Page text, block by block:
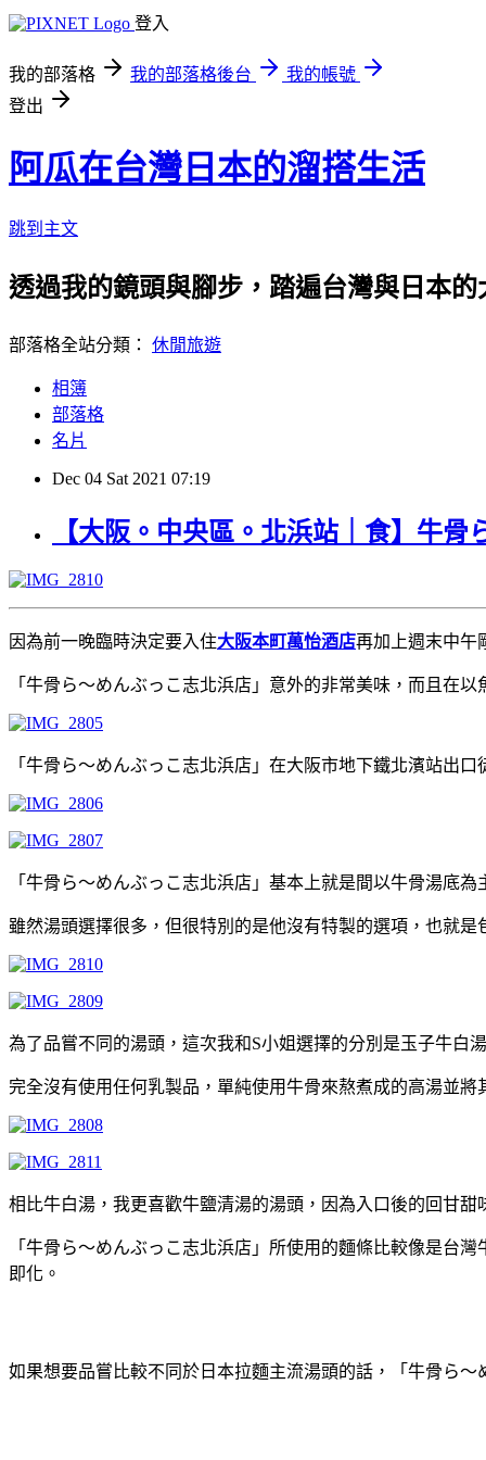
登入
我的部落格 我的部落格後台
我的帳號
登出
阿瓜在台灣日本的溜搭生活
跳到主文
透過我的鏡頭與腳步，踏遍台灣與日本的
部落格全站分類： 休閒旅遊
相簿
部落格
名片
Dec 04 Sat 2021 07:19
【大阪。中央區。北浜站｜食】牛
因為前一晚臨時決定要入住大阪本町萬怡酒店再加上週末中午
「牛骨ら～めんぶっこ志北浜店」意外的非常美味，而且在
「牛骨ら～めんぶっこ志北浜店」在大阪市地下鐵北濱站出
「牛骨ら～めんぶっこ志北浜店」基本上就是間以牛骨湯底
雖然湯頭選擇很多，但很特別的是他沒有特製的選項，也就
為了品嘗不同的湯頭，這次我和S小姐選擇的分別是玉子牛白
完全沒有使用任何乳製品，單純使用牛骨來熬煮成的高湯並
相比牛白湯，我更喜歡牛鹽清湯的湯頭，因為入口後的回甘
「牛骨ら～めんぶっこ志北浜店」所使用的麵條比較像是台
即化。
如果想要品嘗比較不同於日本拉麵主流湯頭的話，「牛骨ら